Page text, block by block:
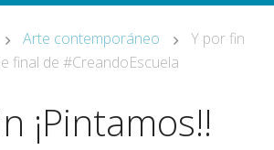
Arte contemporáneo
Y por fin
final de #CreandoEscuela
¡Pintamos!!